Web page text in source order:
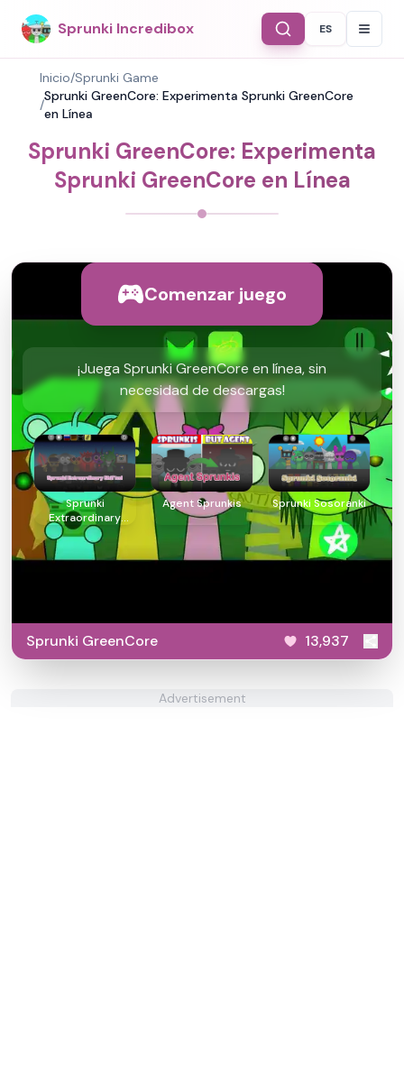
Sprunki Incredibox Select
ES
Inicio/Sprunki Game
/
Sprunki GreenCore: Experimenta Sprunki GreenCore
en Línea
Sprunki GreenCore: Experimenta
Sprunki GreenCore en Línea
Comenzar juego
¡Juega Sprunki GreenCore en línea, sin
necesidad de descargas!
Sprunki
Extraordinary
Shifted
Agent Sprunkis Sprunki Sosoranki
Sprunki GreenCore 13,937
Advertisement